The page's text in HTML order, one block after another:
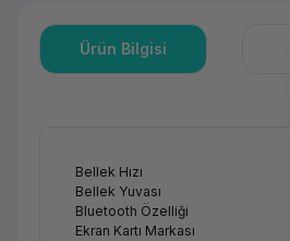
Ürün Bilgisi
Bellek Hızı
Bellek Yuvası
Bluetooth Özelliği
Ekran Kartı Markası